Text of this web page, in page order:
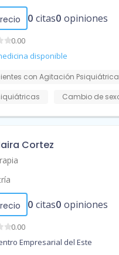
0 citas0 opiniones
0.00
disponible
con Agitación Psiquiátrica
Cambio de
Cortez
0 citas0 opiniones
0.00
Empresarial del Este